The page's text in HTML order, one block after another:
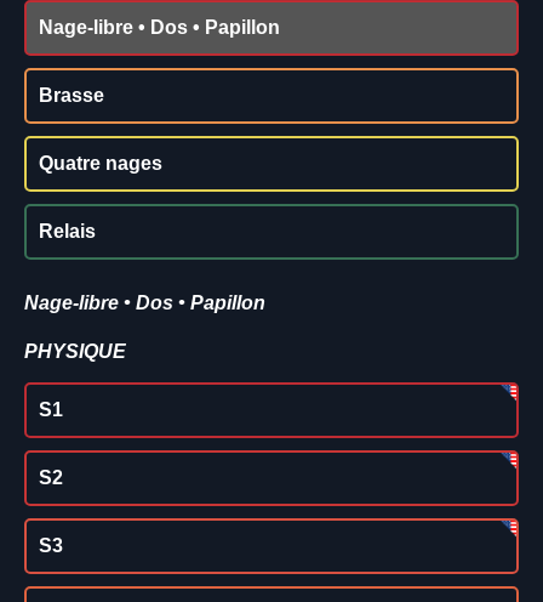
Nage-libre • Dos • Papillon
Brasse
Quatre nages
Relais
Nage-libre • Dos • Papillon
PHYSIQUE
S1
S2
S3